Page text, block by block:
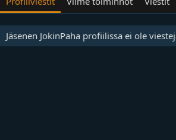
Jäsenen JokinPaha profiilissa ei ole